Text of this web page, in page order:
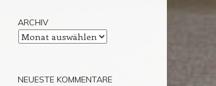
ARCHIV
Archiv
NEUESTE KOMMENTARE